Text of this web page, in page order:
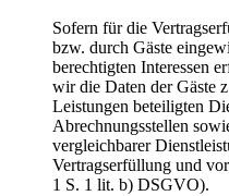
Sofern für die
bzw. durch Gäste
berechtigten Interessen
wir die Daten der Gäste
Leistungen beteiligten
Abrechnungsstellen
vergleichbarer
Vertragserfüllung und
1 S. 1 lit. b) DSGVO).